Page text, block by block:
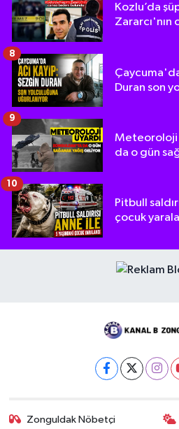
Kozlu’da
Zararcı'nın
Duran son
8
Meteoroloji
da o gün
9
Pitbull
çocuk
10
Zonguldak Nöbetçi